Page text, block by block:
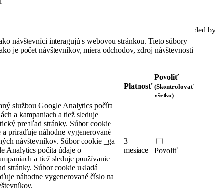
© 2020 AutoTel Bratislava spol. s r.o., All rights reserved, Coded by
Cero Design
návštevníci interagujú s webovou stránkou. Tieto súbory
je počet návštevníkov, miera odchodov, zdroj návštevnosti
Platnosť
Povoliť
(Skontrolovať
všetko)
službou Google Analytics počíta
a kampaniach a tiež sleduje
prehľad stránky. Súbor cookie
priraďuje náhodne vygenerované
návštevníkov. Súbor cookie _ga
Analytics počíta údaje o
a tiež sleduje používanie
stránky. Súbor cookie ukladá
náhodne vygenerované číslo na
3
mesiace
Povoliť